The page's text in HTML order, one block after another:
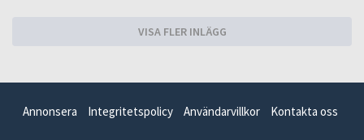
VISA FLER INLÄGG
Annonsera Integritetspolicy Användarvillkor Kontakta oss